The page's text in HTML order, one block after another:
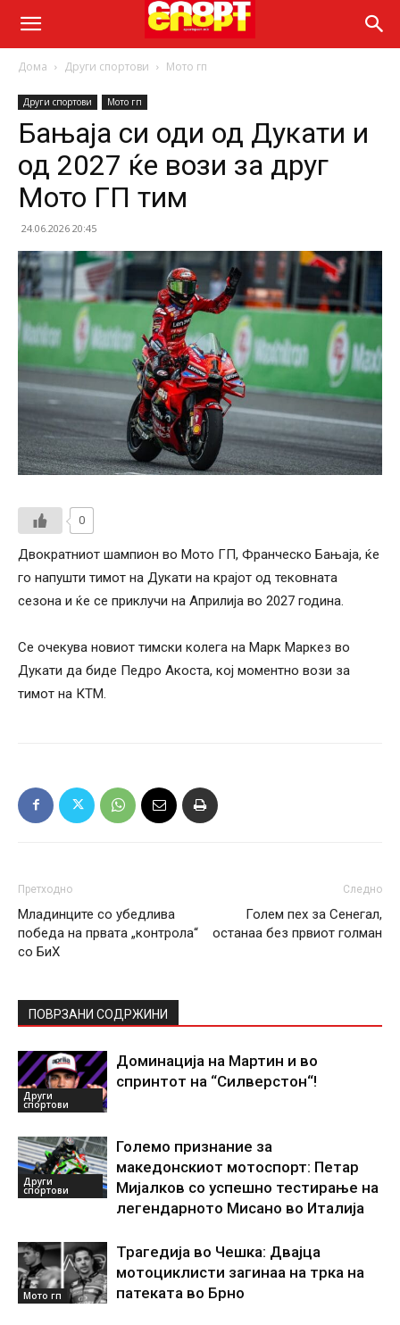
Дома Други спортови Мото гп
Други спортови Мото гп
Бањаја си оди од Дукати и
од 2027 ќе вози за друг
Мото ГП тим
24.06.2026 20:45
0
Двократниот шампион во Мото ГП, Франческо Бањаја, ќе
го напушти тимот на Дукати на крајот од тековната
сезона и ќе се приклучи на Априлија во 2027 година.
Се очекува новиот тимски колега на Марк Маркез во
Дукати да биде Педро Акоста, кој моментно вози за
тимот на КТМ.
Претходно
Младинците со убедлива
победа на првата „контрола“
со БиХ
Следно
Голем пех за Сенегал,
останаа без првиот голман
ПОВРЗАНИ СОДРЖИНИ
Други
спортови
Доминација на Мартин и во
спринтот на “Силверстон“!
Други
спортови
Големо признание за
македонскиот мотоспорт: Петар
Мијалков со успешно тестирање на
легендарното Мисано во Италија
Мото гп
Трагедија во Чешка: Двајца
мотоциклисти загинаа на трка на
патеката во Брно